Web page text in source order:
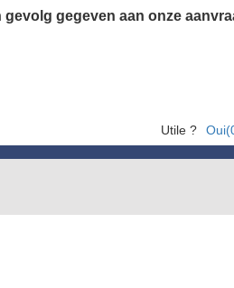
gegeven aan onze
Utile ?